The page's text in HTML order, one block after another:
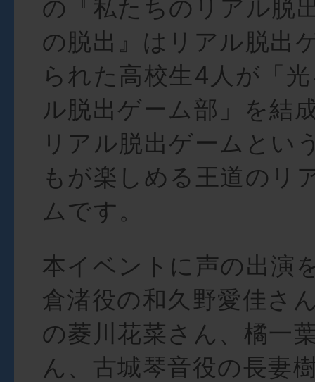
の『私たちのリアル脱
の脱出』はリアル脱出
られた高校生4人が「
ル脱出ゲーム部」を結
リアル脱出ゲームとい
もが楽しめる王道のリ
ムです。
本イベントに声の出演
倉渚役の和久野愛佳さ
の菱川花菜さん、橘一
ん、古城琴音役の長妻